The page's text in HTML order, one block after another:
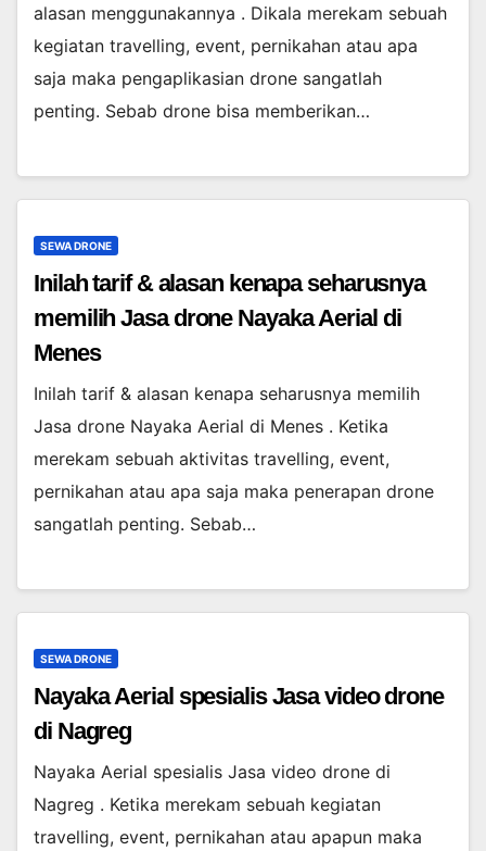
alasan menggunakannya . Dikala merekam sebuah
kegiatan travelling, event, pernikahan atau apa
saja maka pengaplikasian drone sangatlah
penting. Sebab drone bisa memberikan…
SEWA DRONE
Inilah tarif & alasan kenapa seharusnya
memilih Jasa drone Nayaka Aerial di
Menes
Inilah tarif & alasan kenapa seharusnya memilih
Jasa drone Nayaka Aerial di Menes . Ketika
merekam sebuah aktivitas travelling, event,
pernikahan atau apa saja maka penerapan drone
sangatlah penting. Sebab…
SEWA DRONE
Nayaka Aerial spesialis Jasa video drone
di Nagreg
Nayaka Aerial spesialis Jasa video drone di
Nagreg . Ketika merekam sebuah kegiatan
travelling, event, pernikahan atau apapun maka